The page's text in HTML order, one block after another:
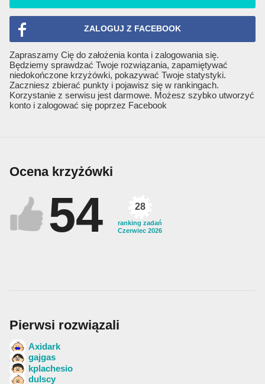
ZALOGUJ Z FACEBOOK
Zapraszamy Cię do założenia konta i zalogowania się.
Będziemy sprawdzać Twoje rozwiązania, zapamiętywać
niedokończone krzyżówki, pokazywać Twoje statystyki.
Zaczniesz zbierać punkty i pojawisz się w rankingach.
Korzystanie z serwisu jest darmowe. Możesz szybko utworzyć
konto i zalogować się poprzez Facebook
Ocena krzyżówki
54 28
ranking zadań
Czerwiec 2026
Pierwsi rozwiązali
Axidark
gajgas
kplachesio
dulscy